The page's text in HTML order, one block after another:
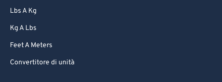
Lbs A Kg
Kg A Lbs
Feet A Meters
Convertitore di unità